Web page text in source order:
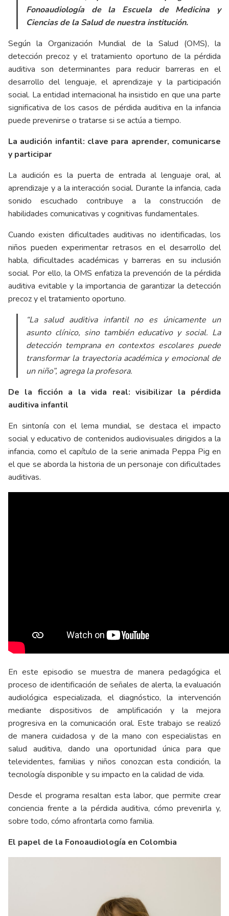
Fonoaudiología de la Escuela de Medicina y
Ciencias de la Salud de nuestra institución.
Según la Organización Mundial de la Salud (OMS), la
detección precoz y el tratamiento oportuno de la pérdida
auditiva son determinantes para reducir barreras en el
desarrollo del lenguaje, el aprendizaje y la participación
social. La entidad internacional ha insistido en que una parte
significativa de los casos de pérdida auditiva en la infancia
puede prevenirse o tratarse si se actúa a tiempo.
La audición infantil: clave para aprender, comunicarse
y participar
La audición es la puerta de entrada al lenguaje oral, al
aprendizaje y a la interacción social. Durante la infancia, cada
sonido escuchado contribuye a la construcción de
habilidades comunicativas y cognitivas fundamentales.
Cuando existen dificultades auditivas no identificadas, los
niños pueden experimentar retrasos en el desarrollo del
habla, dificultades académicas y barreras en su inclusión
social. Por ello, la OMS enfatiza la prevención de la pérdida
auditiva evitable y la importancia de garantizar la detección
precoz y el tratamiento oportuno.
“La salud auditiva infantil no es únicamente un
asunto clínico, sino también educativo y social. La
detección temprana en contextos escolares puede
transformar la trayectoria académica y emocional de
un niño”, agrega la profesora.
De la ficción a la vida real: visibilizar la pérdida
auditiva infantil
En sintonía con el lema mundial, se destaca el impacto
social y educativo de contenidos audiovisuales dirigidos a la
infancia, como el capítulo de la serie animada Peppa Pig en
el que se aborda la historia de un personaje con dificultades
auditivas.
En este episodio se muestra de manera pedagógica el
proceso de identificación de señales de alerta, la evaluación
audiológica especializada, el diagnóstico, la intervención
mediante dispositivos de amplificación y la mejora
progresiva en la comunicación oral. Este trabajo se realizó
de manera cuidadosa y de la mano con especialistas en
salud auditiva, dando una oportunidad única para que
televidentes, familias y niños conozcan esta condición, la
tecnología disponible y su impacto en la calidad de vida.
Desde el programa resaltan esta labor, que permite crear
conciencia frente a la pérdida auditiva, cómo prevenirla y,
sobre todo, cómo afrontarla como familia.
El papel de la Fonoaudiología en Colombia